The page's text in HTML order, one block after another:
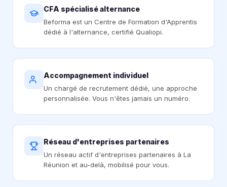
CFA spécialisé alternance
Beforma est un Centre de Formation d'Apprentis
dédié à l'alternance, certifié Qualiopi.
Accompagnement individuel
Un chargé de recrutement dédié, une approche
personnalisée. Vous n'êtes jamais un numéro.
Réseau d'entreprises partenaires
Un réseau actif d'entreprises partenaires à La
Réunion et au-delà, mobilisé pour vous.